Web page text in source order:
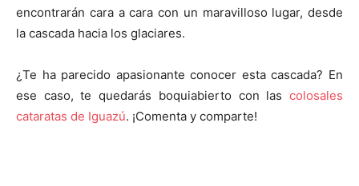
encontrarán cara a cara con un maravilloso lugar, desde
la cascada hacia los glaciares.
¿Te ha parecido apasionante conocer esta cascada? En
ese caso, te quedarás boquiabierto con las colosales
cataratas de Iguazú. ¡Comenta y comparte!